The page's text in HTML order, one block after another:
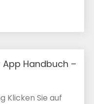
App Handbuch –
Klicken Sie auf